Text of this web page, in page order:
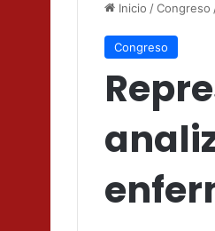
Inicio /Congreso
Congreso